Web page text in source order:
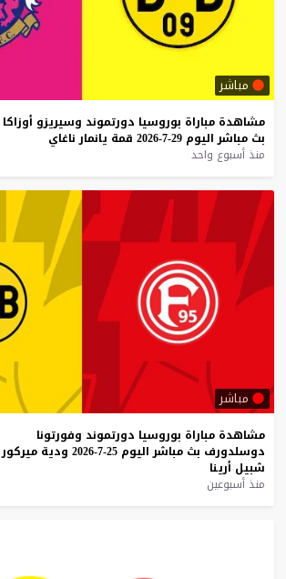
مباشر
مشاهدة مباراة بوروسيا دورتموند وسيريزو أوزاكا
بث مباشر اليوم 29-7-2026 قمة يانمار ناغاي
منذ أسبوع واحد
مباشر
مشاهدة مباراة بوروسيا دورتموند وفورتونا
دوسلدورف بث مباشر اليوم 25-7-2026 ودية ميركور
شبيل أرينا
منذ أسبوعين